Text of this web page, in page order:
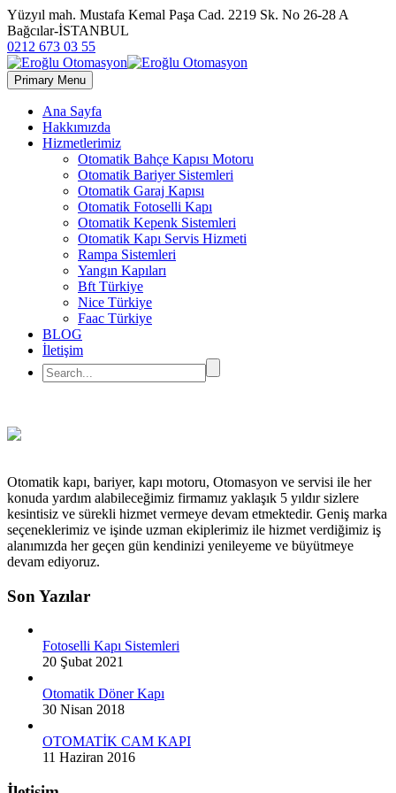
Yüzyıl mah. Mustafa Kemal Paşa Cad. 2219 Sk. No 26-28 A
Bağcılar-İSTANBUL
0212 673 03 55
Primary Menu
Ana Sayfa
Hakkımızda
Hizmetlerimiz
Otomatik Bahçe Kapısı Motoru
Otomatik Bariyer Sistemleri
Otomatik Garaj Kapısı
Otomatik Fotoselli Kapı
Otomatik Kepenk Sistemleri
Otomatik Kapı Servis Hizmeti
Rampa Sistemleri
Yangın Kapıları
Bft Türkiye
Nice Türkiye
Faac Türkiye
BLOG
İletişim
Otomatik kapı, bariyer, kapı motoru, Otomasyon ve servisi ile her
konuda yardım alabileceğimiz firmamız yaklaşık 5 yıldır sizlere
kesintisiz ve sürekli hizmet vermeye devam etmektedir. Geniş marka
seçeneklerimiz ve işinde uzman ekiplerimiz ile hizmet verdiğimiz iş
alanımızda her geçen gün kendinizi yenileyeme ve büyütmeye
devam ediyoruz.
Son Yazılar
Fotoselli Kapı Sistemleri
20 Şubat 2021
Otomatik Döner Kapı
30 Nisan 2018
OTOMATİK CAM KAPI
11 Haziran 2016